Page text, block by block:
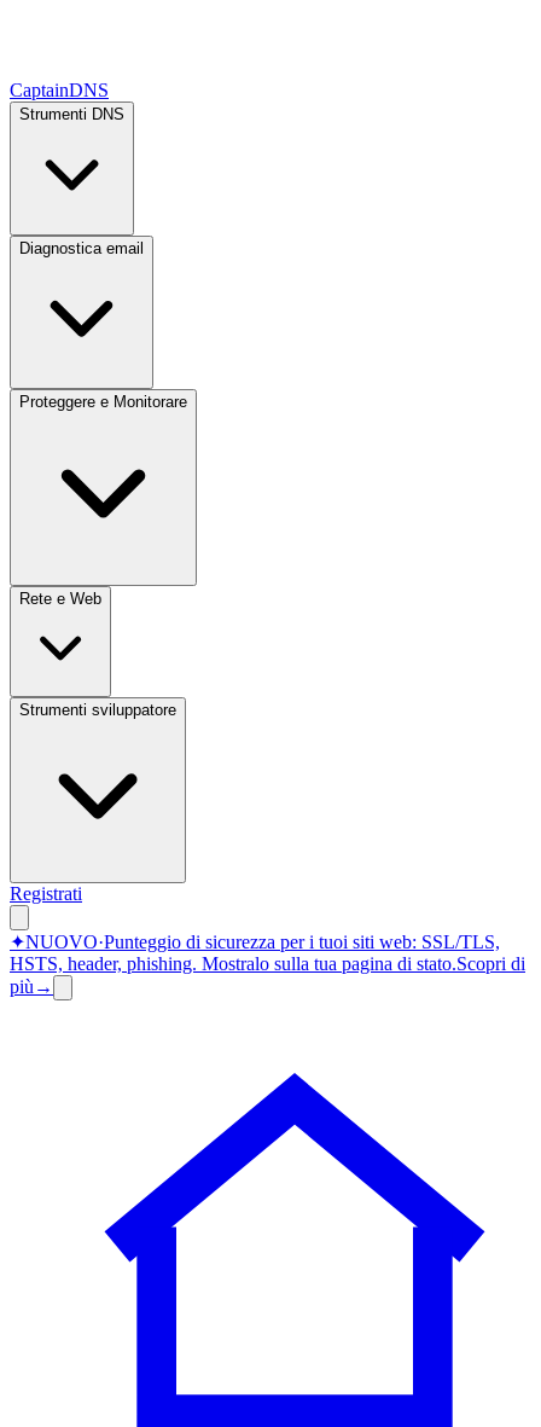
CaptainDNS
Strumenti DNS
Diagnostica email
Proteggere e Monitorare
Rete e Web
Strumenti sviluppatore
Registrati
✦NUOVO·Punteggio di sicurezza per i tuoi siti web: SSL/TLS,
HSTS, header, phishing. Mostralo sulla tua pagina di stato.Scopri di
più →